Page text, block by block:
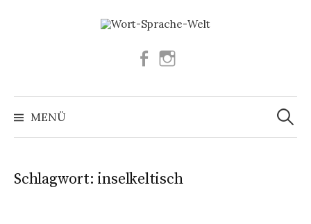
Facebook
MENÜ
Suchen
nach:
Schlagwort: inselkeltisch